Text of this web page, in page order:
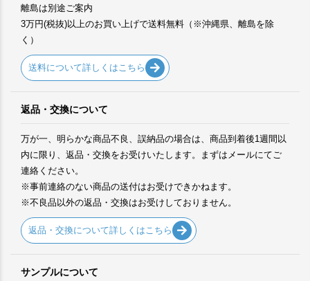
離島は別途ご案内
3万円(税抜)以上のお買い上げで送料無料（※沖縄県、離島を除
く）
送料について詳しくはこちら
返品・交換について
万が一、明らかな商品不良、誤納品の場合は、商品到着後1週間以
内に限り、返品・交換をお受けいたします。まずはメールにてご
連絡ください。
※事前連絡のない商品の送付はお受けできかねます。
※不良品以外の返品・交換はお受けしておりません。
返品・交換について詳しくはこちら
サンプルについて